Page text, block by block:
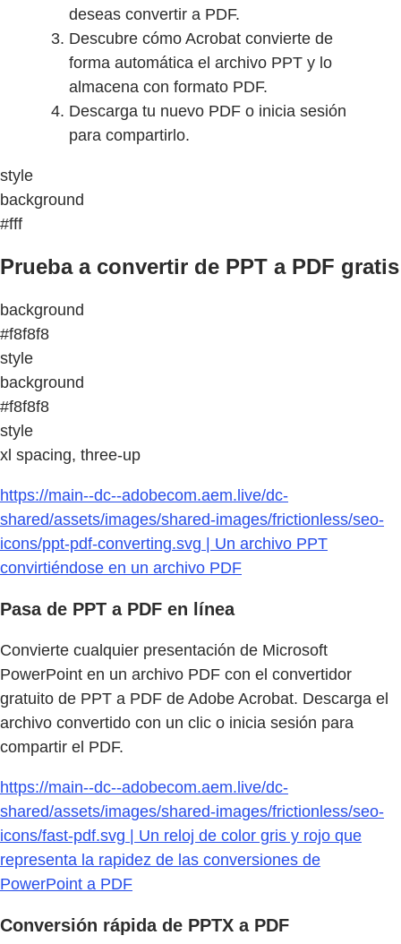
deseas convertir a PDF.
Descubre cómo Acrobat convierte de
forma automática el archivo PPT y lo
almacena con formato PDF.
Descarga tu nuevo PDF o inicia sesión
para compartirlo.
style
background
#fff
Prueba a convertir de PPT a PDF gratis
background
#f8f8f8
style
background
#f8f8f8
style
xl spacing, three-up
https://main--dc--adobecom.aem.live/dc-
shared/assets/images/shared-images/frictionless/seo-
icons/ppt-pdf-converting.svg | Un archivo PPT
convirtiéndose en un archivo PDF
Pasa de PPT a PDF en línea
Convierte cualquier presentación de Microsoft
PowerPoint en un archivo PDF con el convertidor
gratuito de PPT a PDF de Adobe Acrobat. Descarga el
archivo convertido con un clic o inicia sesión para
compartir el PDF.
https://main--dc--adobecom.aem.live/dc-
shared/assets/images/shared-images/frictionless/seo-
icons/fast-pdf.svg | Un reloj de color gris y rojo que
representa la rapidez de las conversiones de
PowerPoint a PDF
Conversión rápida de PPTX a PDF